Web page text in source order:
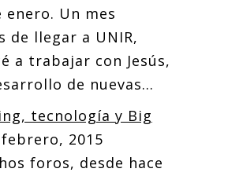
enero. Un mes
de llegar a UNIR,
a trabajar con Jesús,
de nuevas...
tecnología y Big
febrero, 2015
foros, desde hace